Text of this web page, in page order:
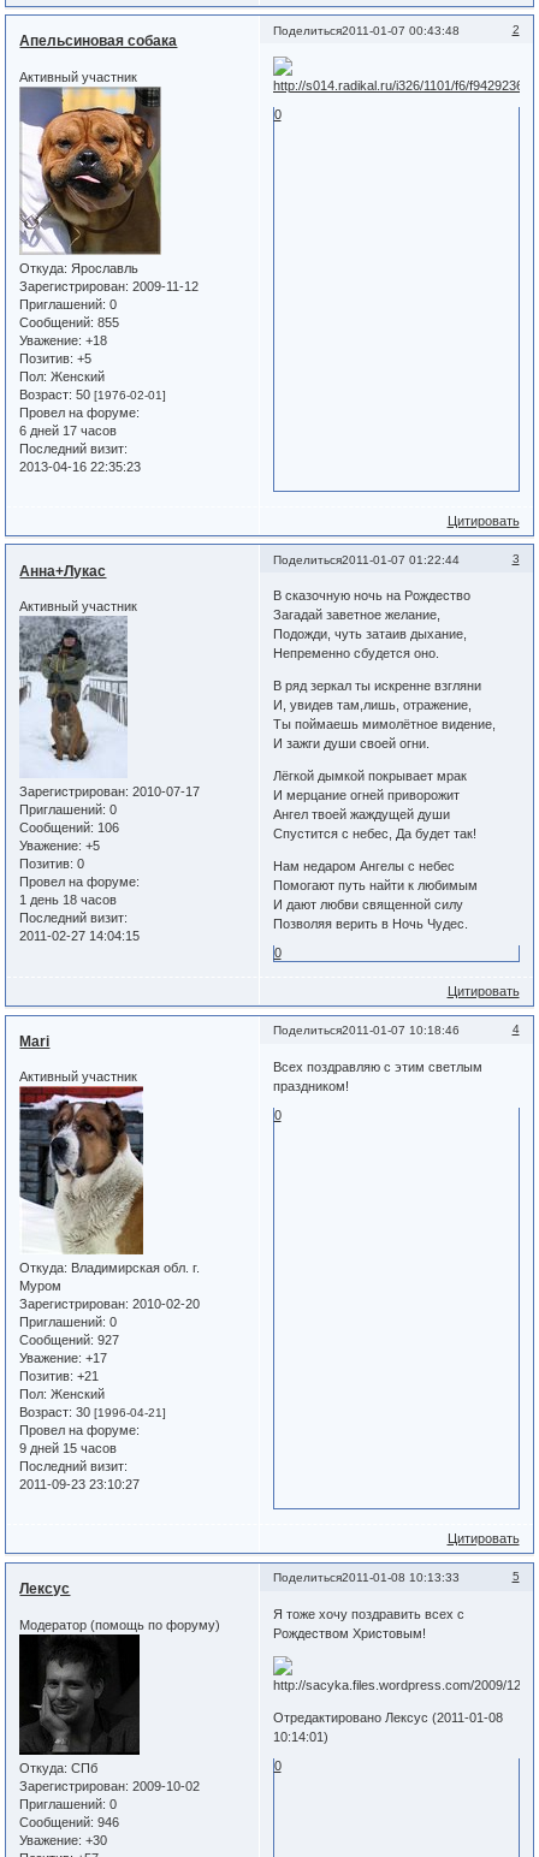
Поделиться 2
2011-01-07 00:43:48
Апельсиновая собака
Активный участник
Откуда: Ярославль
Зарегистрирован: 2009-11-12
Приглашений: 0
Сообщений: 855
Уважение: +18
Позитив: +5
Пол: Женский
Возраст: 50[1976-02-01]
Провел на форуме:
6 дней 17 часов
Последний визит:
2013-04-16 22:35:23
0
Цитировать
Поделиться 3
2011-01-07 01:22:44
Анна+Лукас
Активный участник
Зарегистрирован: 2010-07-17
Приглашений: 0
Сообщений: 106
Уважение: +5
Позитив: 0
Провел на форуме:
1 день 18 часов
Последний визит:
2011-02-27 14:04:15
В сказочную ночь на Рождество
Загадай заветное желание,
Подожди, чуть затаив дыхание,
Непременно сбудется оно.
В ряд зеркал ты искренне взгляни
И, увидев там,лишь, отражение,
Ты поймаешь мимолётное видение,
И зажги души своей огни.
Лёгкой дымкой покрывает мрак
И мерцание огней приворожит
Ангел твоей жаждущей души
Спустится с небес, Да будет так!
Нам недаром Ангелы с небес
Помогают путь найти к любимым
И дают любви священной силу
Позволяя верить в Ночь Чудес.
0
Цитировать
Поделиться 4
2011-01-07 10:18:46
Mari
Активный участник
Откуда: Владимирская обл. г.
Муром
Зарегистрирован: 2010-02-20
Приглашений: 0
Сообщений: 927
Уважение: +17
Позитив: +21
Пол: Женский
Возраст: 30[1996-04-21]
Провел на форуме:
9 дней 15 часов
Последний визит:
2011-09-23 23:10:27
Всех поздравляю с этим светлым
праздником!
0
Цитировать
Поделиться 5
2011-01-08 10:13:33
Лексус
Модератор (помощь по форуму)
Откуда: СПб
Зарегистрирован: 2009-10-02
Приглашений: 0
Сообщений: 946
Уважение: +30
Я тоже хочу поздравить всех с
Рождеством Христовым!
Отредактировано Лексус (2011-01-08
10:14:01)
0